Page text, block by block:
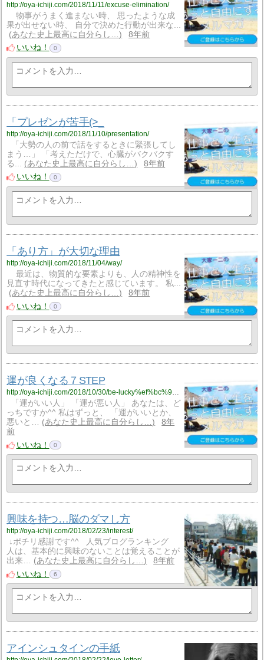
http://oya-ichiji.com/2018/11/11/excuse-elimination/
物事がうまく進まない時、 思ったような成
果が出せない時、 自分で決めた行動が出来な...
あなた史上最高に自分らし…
8年前
いいね！
0
「プレゼンが苦手(>_
http://oya-ichiji.com/2018/11/10/presentation/
「大勢の人の前で話をするときに緊張してし
まう…」 「考えただけで、心臓がバクバクす
る...
あなた史上最高に自分らし…
8年前
いいね！
0
「あり方」が大切な理由
http://oya-ichiji.com/2018/11/04/way/
最近は、物質的な要素よりも、人の精神性を
見直す時代になってきたと感じています。 私...
あなた史上最高に自分らし…
8年前
いいね！
0
運が良くなる７STEP
http://oya-ichiji.com/2018/10/30/be-lucky%ef%bc%97steps/
「運がいい人」 「運が悪い人」 あなたは、ど
っちですか^^ 私はずっと、 「運がいいとか、
悪いと…
あなた史上最高に自分らし…
8年
前
いいね！
0
興味を持つ…脳のダマし方
http://oya-ichiji.com/2018/02/23/interest/
↓ポチリ感謝です^^ 人気ブログランキング
人は、基本的に興味のないことは覚えることが
出来…
あなた史上最高に自分らし…
8年前
いいね！
6
アインシュタインの手紙